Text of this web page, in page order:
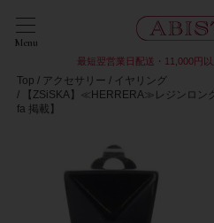
Menu
最短翌営業日配送・11,000円
Top アクセサリー
イヤリング
【ZSiSKA】≪HERRERA≫レジンロン
fa 掲載】